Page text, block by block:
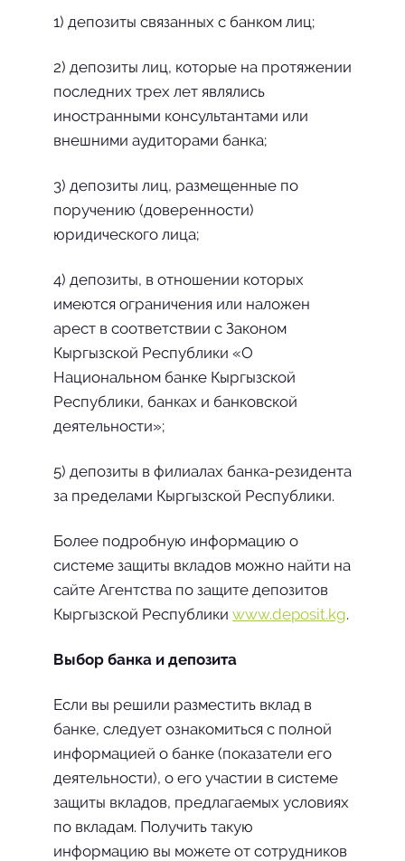
1) депозиты связанных с банком лиц;
2) депозиты лиц, которые на протяжении
последних трех лет являлись
иностранными консультантами или
внешними аудиторами банка;
3) депозиты лиц, размещенные по
поручению (доверенности)
юридического лица;
4) депозиты, в отношении которых
имеются ограничения или наложен
арест в соответствии с Законом
Кыргызской Республики «О
Национальном банке Кыргызской
Республики, банках и банковской
деятельности»;
5) депозиты в филиалах банка-резидента
за пределами Кыргызской Республики.
Более подробную информацию о
системе защиты вкла­дов можно найти на
сайте Агентства по защите депозитов
Кыргызской Республики www.deposit.kg.
Выбор банка и депозита
Если вы решили разместить вклад в
банке, следует ознако­миться с полной
информацией о банке (показатели его
деятель­ности), о его участии в системе
защиты вкладов, предлага­емых условиях
по вкладам. По­лучить такую
информацию вы можете от сотрудников